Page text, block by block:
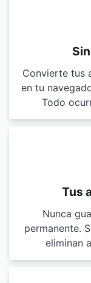
Convierte tus
en tu
Todo
Tus
Nunca
permanente.
eliminan